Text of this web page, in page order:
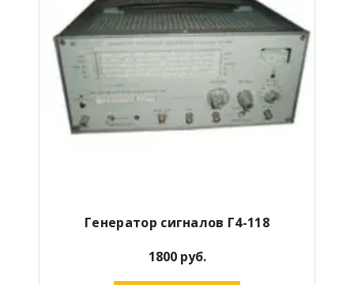
Генератор сигналов Г4-118
1800 руб.